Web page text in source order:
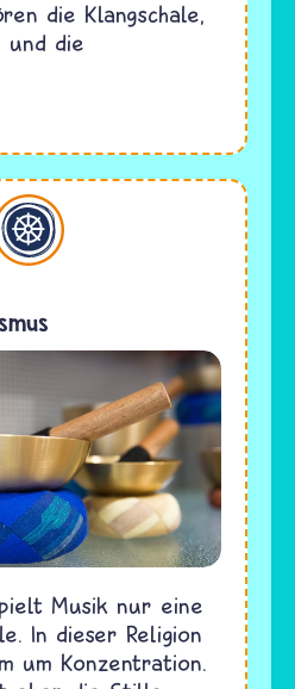
die Klangschale,
die
Musik nur eine
In dieser Religion
um Konzentration.